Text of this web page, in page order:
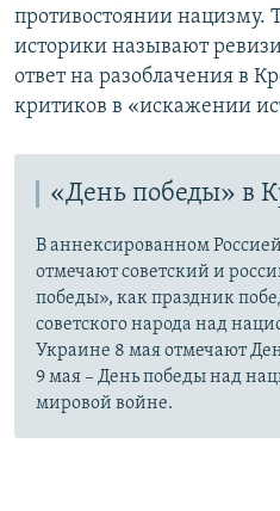
противостоянии нацизму.
историки называют
ответ на разоблачения в
критиков в «искажении
«День победы» в
В аннексированном
отмечают советский и
победы», как праздник
советского народа над
Украине 8 мая отмечают
9 мая – День победы над
мировой войне.